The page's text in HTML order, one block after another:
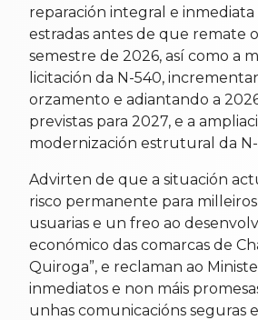
reparación integral e inmediata
estradas antes de que remate
semestre de 2026, así como a
licitación da N-540,
orzamento e adiantando a
previstas para 2027, e a
modernización estrutural da
Advirten de que a situación
risco permanente para
usuarias e un freo ao
económico das comarcas de
Quiroga”, e reclaman ao
inmediatos e non máis
unhas comunicacións seguras